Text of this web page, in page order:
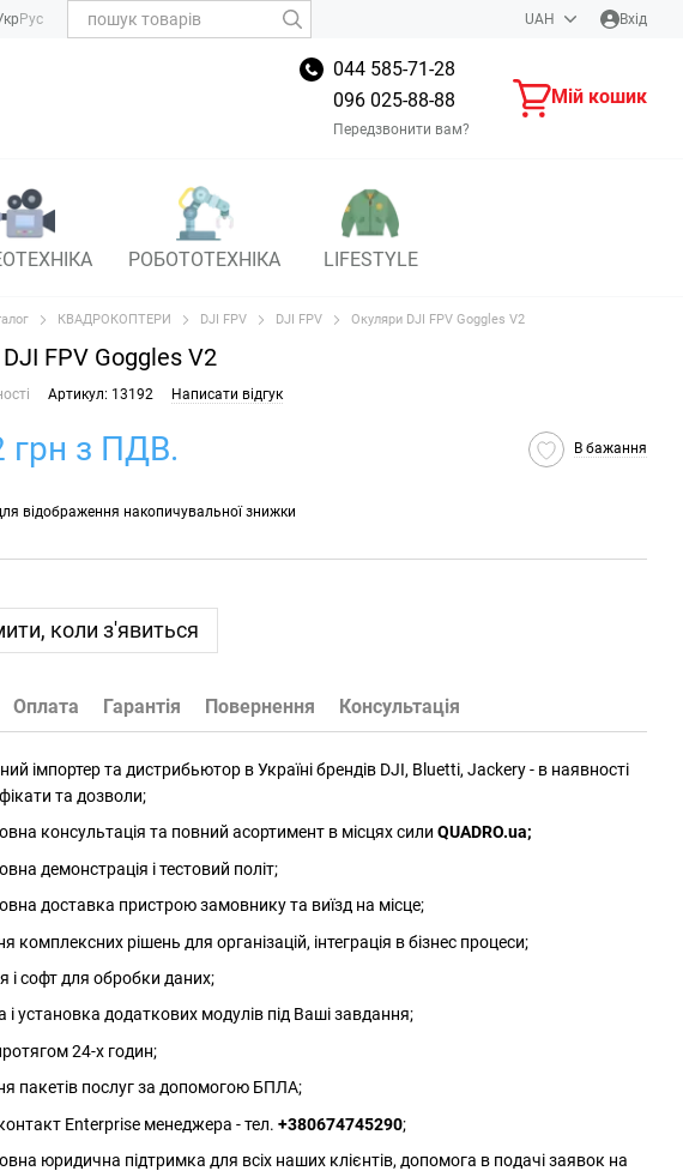
Рус UAH Вхід
044 585-71-28
096 025-88-88
Передзвонити вам?
Мій кошик
РОБОТОТЕХНІКА LIFESTYLE
КВАДРОКОПТЕРИ DJI FPV DJI FPV Окуляри DJI FPV Goggles V2
FPV Goggles V2
Артикул: 13192 Написати відгук
грн з ПДВ. В бажання
відображення накопичувальної знижки
коли з'явиться
Оплата Гарантія Повернення Консультація
імпортер та дистрибьютор в Україні брендів DJI, Bluetti, Jackery - в наявності
та дозволи;
консультація та повний асортимент в місцях сили QUADRO.ua;
демонстрація і тестовий політ;
доставка пристрою замовнику та виїзд на місце;
комплексних рішень для організацій, інтеграція в бізнес процеси;
і софт для обробки даних;
і установка додаткових модулів під Ваші завдання;
24-х годин;
пакетів послуг за допомогою БПЛА;
Enterprise менеджера - тел. +380674745290;
юридична підтримка для всіх наших клієнтів, допомога в подачі заявок на